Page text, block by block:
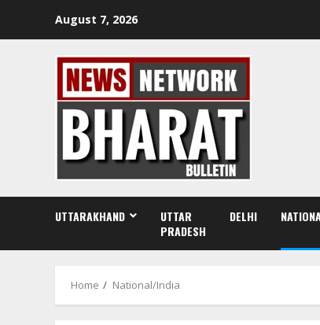
August 7, 2026
UTTARAKHAND
UTTAR
PRADESH
DELHI
Home National/India